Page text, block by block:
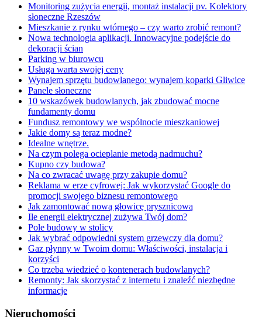
Monitoring zużycia energii, montaż instalacji pv. Kolektory
słoneczne Rzeszów
Mieszkanie z rynku wtórnego – czy warto zrobić remont?
Nowa technologia aplikacji. Innowacyjne podejście do
dekoracji ścian
Parking w biurowcu
Usługa warta swojej ceny
Wynajem sprzętu budowlanego: wynajem koparki Gliwice
Panele słoneczne
10 wskazówek budowlanych, jak zbudować mocne
fundamenty domu
Fundusz remontowy we wspólnocie mieszkaniowej
Jakie domy są teraz modne?
Idealne wnętrze.
Na czym polega ocieplanie metodą nadmuchu?
Kupno czy budowa?
Na co zwracać uwagę przy zakupie domu?
Reklama w erze cyfrowej: Jak wykorzystać Google do
promocji swojego biznesu remontowego
Jak zamontować nową głowicę prysznicową
Ile energii elektrycznej zużywa Twój dom?
Pole budowy w stolicy
Jak wybrać odpowiedni system grzewczy dla domu?
Gaz płynny w Twoim domu: Właściwości, instalacja i
korzyści
Co trzeba wiedzieć o kontenerach budowlanych?
Remonty: Jak skorzystać z internetu i znaleźć niezbędne
informacje
Nieruchomości